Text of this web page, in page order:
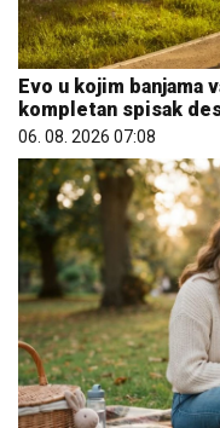
Evo u kojim banjama
kompletan spisak
06. 08. 2026 07:08